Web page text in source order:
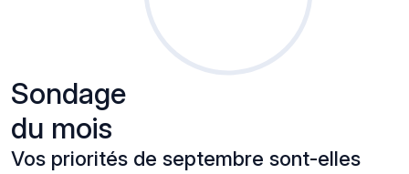
Sondage
du mois
Vos priorités de septembre sont-elles